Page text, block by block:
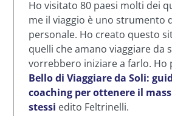
Ho visitato 80 paesi molti dei
me il viaggio è uno strumento
personale. Ho creato questo
quelli che amano viaggiare da
vorrebbero iniziare a farlo. Ho
Bello di Viaggiare da Soli:
coaching per ottenere il
stessi edito Feltrinelli.